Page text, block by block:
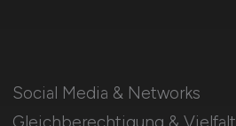
Social Media & Networks
Gleichberechtigung & Vielfalt